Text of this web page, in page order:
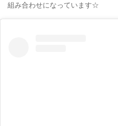
組み合わせになっています☆